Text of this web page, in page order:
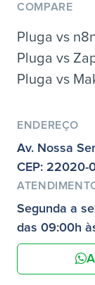
COMPARE
Pluga vs
Pluga vs
Pluga vs
ENDEREÇO
Av. Nossa
CEP: 22020-
Segunda a
das 09:00h